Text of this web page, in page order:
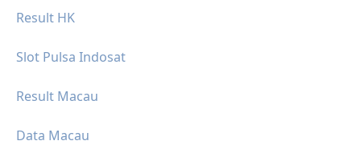
Result HK
Slot Pulsa Indosat
Result Macau
Data Macau